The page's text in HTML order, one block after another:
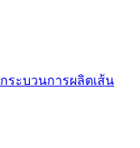
ระบวนการผลิตเส้น